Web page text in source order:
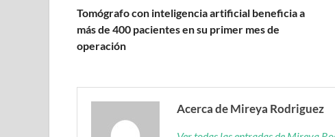
Tomógrafo con inteligencia artificial beneficia a
más de 400 pacientes en su primer mes de
operación
Acerca de Mireya Rodriguez